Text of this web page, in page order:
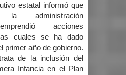
estatal informó que
la administración
acciones
cuales se ha dado
primer año de gobierno.
de la inclusión del
Infancia en el Plan